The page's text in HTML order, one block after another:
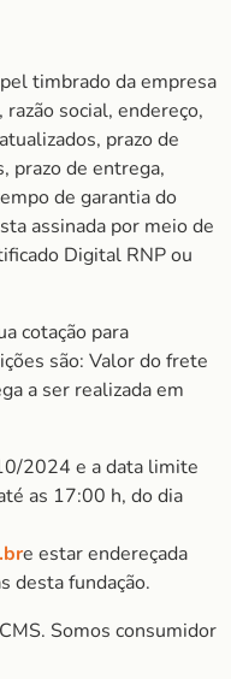
timbrado da empresa
razão social, endereço,
prazo de
prazo de entrega,
de garantia do
assinada por meio de
Digital RNP ou
cotação para
são: Valor do frete
a ser realizada em
2024 e a data limite
as 17:00 h, do dia
e estar endereçada
desta fundação.
Somos consumidor